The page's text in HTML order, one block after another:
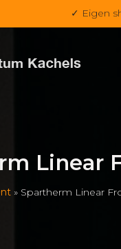
✓ Eigen
Linear
» Spartherm Linear